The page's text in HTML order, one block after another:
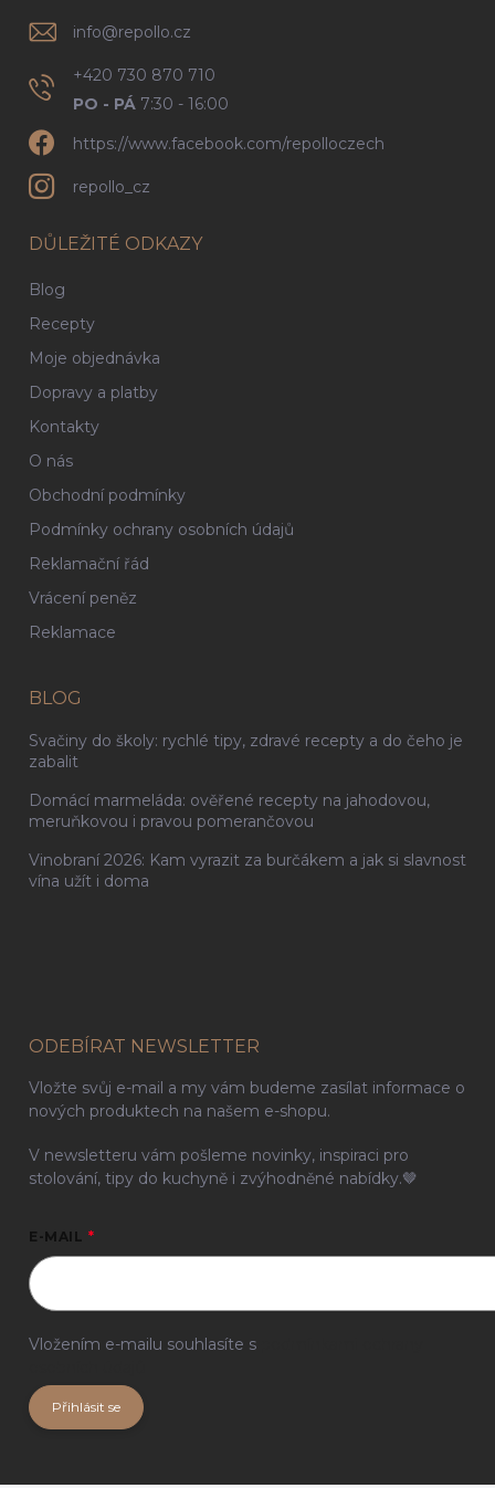
info@repollo.cz
+420 730 870 710
PO - PÁ 7:30 - 16:00
https://www.facebook.com/repolloczech
repollo_cz
DŮLEŽITÉ ODKAZY
Blog
Recepty
Moje objednávka
Dopravy a platby
Kontakty
O nás
Obchodní podmínky
Podmínky ochrany osobních údajů
Reklamační řád
Vrácení peněz
Reklamace
BLOG
Svačiny do školy: rychlé tipy, zdravé recepty a do čeho je
zabalit
Domácí marmeláda: ověřené recepty na jahodovou,
meruňkovou i pravou pomerančovou
Vinobraní 2026: Kam vyrazit za burčákem a jak si slavnost
vína užít i doma
ODEBÍRAT NEWSLETTER
Vložte svůj e-mail a my vám budeme zasílat informace o
nových produktech na našem e-shopu.
V newsletteru vám pošleme novinky, inspiraci pro
stolování, tipy do kuchyně i zvýhodněné nabídky.🤎
E-MAIL
Vložením e-mailu souhlasíte s
Přihlásit se